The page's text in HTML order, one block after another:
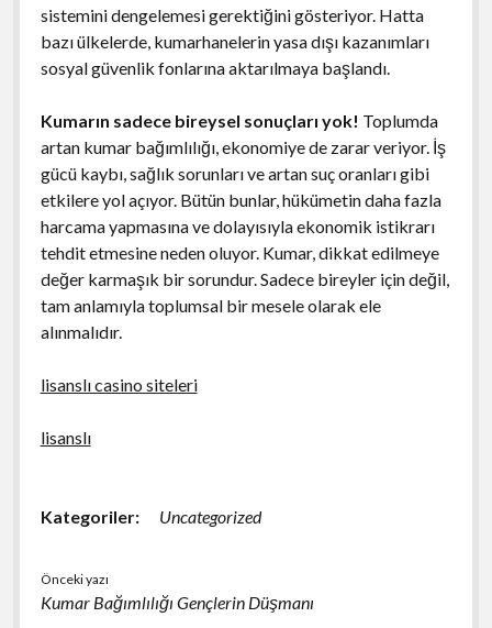
sistemini dengelemesi gerektiğini gösteriyor. Hatta
bazı ülkelerde, kumarhanelerin yasa dışı kazanımları
sosyal güvenlik fonlarına aktarılmaya başlandı.
Kumarın sadece bireysel sonuçları yok! Toplumda
artan kumar bağımlılığı, ekonomiye de zarar veriyor. İş
gücü kaybı, sağlık sorunları ve artan suç oranları gibi
etkilere yol açıyor. Bütün bunlar, hükümetin daha fazla
harcama yapmasına ve dolayısıyla ekonomik istikrarı
tehdit etmesine neden oluyor. Kumar, dikkat edilmeye
değer karmaşık bir sorundur. Sadece bireyler için değil,
tam anlamıyla toplumsal bir mesele olarak ele
alınmalıdır.
lisanslı casino siteleri
lisanslı
Kategoriler: Uncategorized
Önceki yazı
Kumar Bağımlılığı Gençlerin Düşmanı